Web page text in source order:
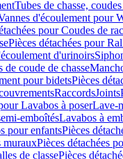
Tubes de chasse,
d'écoulement pour
pour Coudes de
Pièces détachées pour
d'urinoirs
de coude de chasse
pour bidetsPièces
RaccordsJoints
Lavabos à poserLave-
emboîtésLavabos à
pour enfantsPièces
murauxPièces détachées
de classePièces